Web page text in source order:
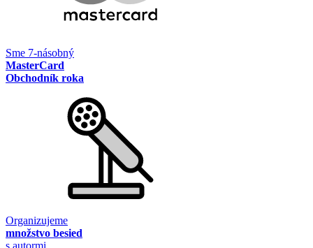
Sme 7-násobný
MasterCard
Obchodník roka
Organizujeme
množstvo besied
s autormi